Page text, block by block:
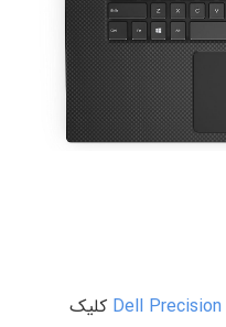
Dell Precision کلیک